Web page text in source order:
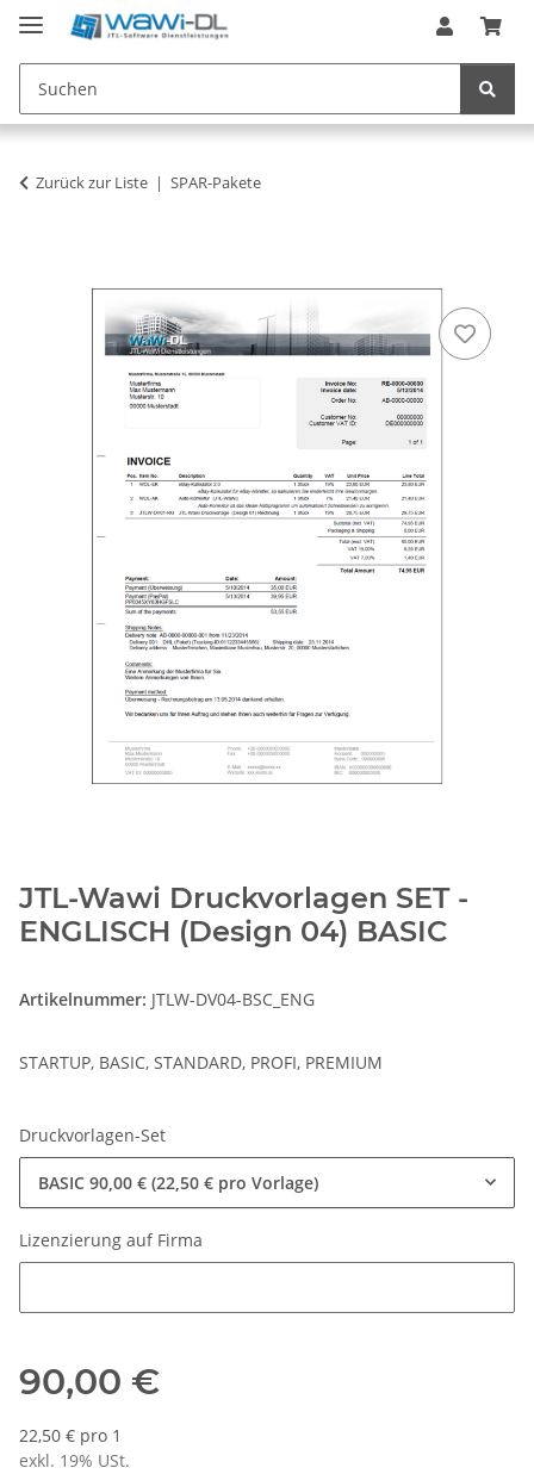
Zurück zur Liste SPAR-Pakete
JTL-Wawi Druckvorlagen SET -
ENGLISCH (Design 04) BASIC
Artikelnummer: JTLW-DV04-BSC_ENG
STARTUP, BASIC, STANDARD, PROFI, PREMIUM
Druckvorlagen-Set
BASIC 90,00 € (22,50 € pro Vorlage)
Lizenzierung auf Firma
90,00 €
22,50 € pro 1
exkl. 19% USt.